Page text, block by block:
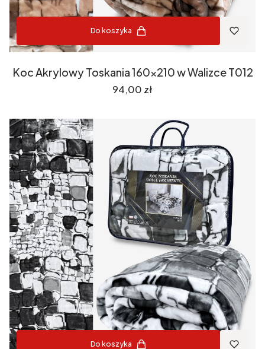
Do koszyka
Koc Akrylowy Toskania 160x210 w Walizce T012
Cena
94,00 zł
Do koszyka